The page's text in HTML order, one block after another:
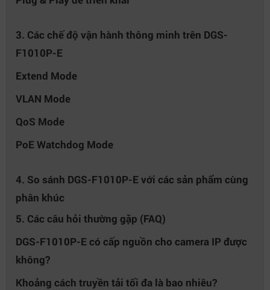
3. Các chế độ vận hành thông minh trên DGS-
F1010P-E
Extend Mode
VLAN Mode
QoS Mode
PoE Watchdog Mode
4. So sánh DGS-F1010P-E với các sản phẩm cùng
phân khúc
5. Các câu hỏi thường gặp (FAQ)
DGS-F1010P-E có cấp nguồn cho camera IP được
không?
Khoảng cách truyền tải tối đa là bao nhiêu?